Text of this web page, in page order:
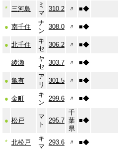
* 三河島
ミ
マ
310.2 〃 ■◆
● 南千住
ナ
ン
308.0 〃 ■◆
● 北千住
キ
セ
306.2 〃 ■◆
綾瀬
ヤ
セ
303.7 〃 ■◆
● 亀有
ア
リ
301.5 〃 ■◆
● 金町
キ
ン
299.6 〃 ■◆
● 松戸
マ
ト
295.7
千
葉
県
■◆
* 北松戸
キ
マ
293.6 〃 ■◆